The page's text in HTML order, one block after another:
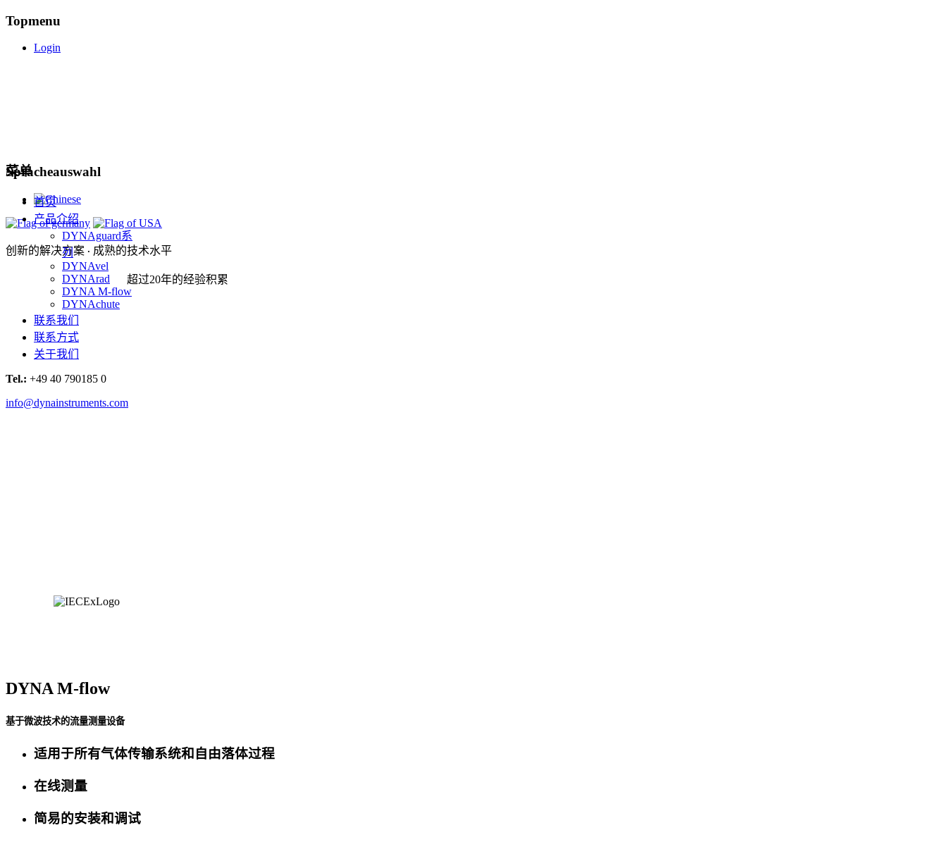
Topmenu
Login
Spracheauswahl
创新的解决方案 · 成熟的技术水平
超过20年的经验积累
菜单
首页
产品介绍
DYNAguard系
列
DYNAvel
DYNArad
DYNA M-flow
DYNAchute
联系我们
联系方式
关于我们
Tel.: +49 40 790185 0
info@dynainstruments.com
DYNA M-flow
基于微波技术的流量测量设备
适用于所有气体传输系统和自由落体过程
在线测量
简易的安装和调试